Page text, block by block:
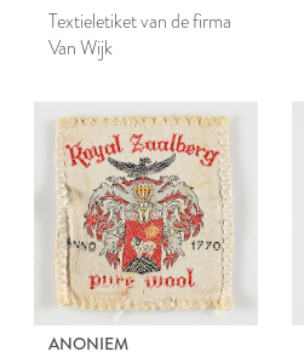
Textieletiket van de firma
Van Wijk
ANONIEM